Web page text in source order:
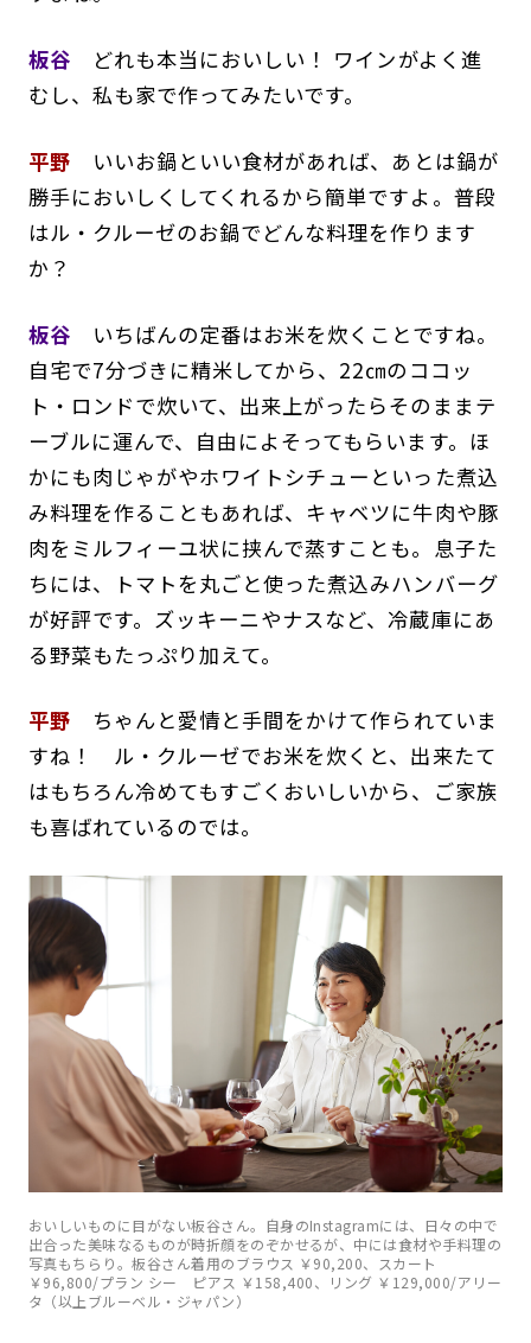
板谷 どれも本当においしい！ ワインがよく進
むし、私も家で作ってみたいです。
平野 いいお鍋といい食材があれば、あとは鍋が
勝手においしくしてくれるから簡単ですよ。普段
はル・クルーゼのお鍋でどんな料理を作ります
か？
板谷 いちばんの定番はお米を炊くことですね。
自宅で7分づきに精米してから、22㎝のココッ
ト・ロンドで炊いて、出来上がったらそのままテ
ーブルに運んで、自由によそってもらいます。ほ
かにも肉じゃがやホワイトシチューといった煮込
み料理を作ることもあれば、キャベツに牛肉や豚
肉をミルフィーユ状に挟んで蒸すことも。息子た
ちには、トマトを丸ごと使った煮込みハンバーグ
が好評です。ズッキーニやナスなど、冷蔵庫にあ
る野菜もたっぷり加えて。
平野 ちゃんと愛情と手間をかけて作られていま
すね！ ル・クルーゼでお米を炊くと、出来たて
はもちろん冷めてもすごくおいしいから、ご家族
も喜ばれているのでは。
おいしいものに目がない板谷さん。自身のInstagramには、日々の中で
出合った美味なるものが時折顔をのぞかせるが、中には食材や手料理の
写真もちらり。板谷さん着用のブラウス ￥90,200、スカート
￥96,800/プラン シー ピアス ￥158,400、リング ￥129,000/アリー
タ（以上ブルーベル・ジャパン）